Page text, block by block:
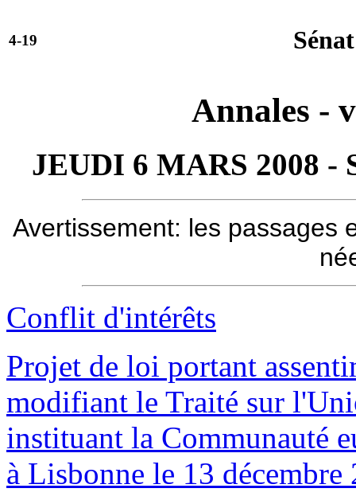
4-19
Annales -
JEUDI 6 MARS 2008
Avertissement: les passages
Conflit d'intérêts
Projet de loi portant
modifiant le Traité sur
instituant la Communauté
à Lisbonne le 13